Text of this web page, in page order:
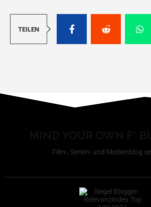
TEILEN
Film-, Serien- und Medienblog